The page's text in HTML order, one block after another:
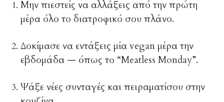
Μην πιεστείς να αλλάξεις από την πρώτη
μέρα όλο το διατροφικό σου πλάνο.
Δοκίμασε να εντάξεις μία vegan μέρα την
εβδομάδα — όπως το “Meatless Monday”.
Ψάξε νέες συνταγές και πειραματίσου στην